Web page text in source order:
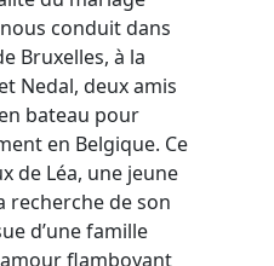
nous conduit dans
Bruxelles, à la
Nedal, deux amis
bateau pour
en Belgique. Ce
de Léa, une jeune
recherche de son
d’une famille
flamboyant